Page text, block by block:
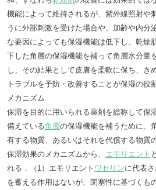
機能によって維持されるが、紫外線照射や
うに外部刺激を受けた場合や、加齢や内分
な要因によっても保湿機能は低下し、乾燥
下した角層の保湿機能を補って角層水分量
し、その結果として皮膚を柔軟に保ち、き
トラブルを予防・改善することが保湿の役
メカニズム
保湿を目的に用いられる薬剤を総称して保
備えている角層の保湿機能を補うために、
有する物質、あるいはそれを代償する物質
保湿効果のメカニズムから、 エモリエント
れる．（1）エモリエント ワセリンに代表
を蓄える作用はないが、閉塞性に基づくも